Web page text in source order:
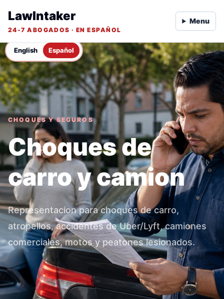
English Español
LawIntaker
24-7 ABOGADOS · EN ESPAÑOL
Menu
CHOQUES Y SEGUROS
Choques de
carro y camion
Representacion para choques de carro,
atropellos, accidentes de Uber/Lyft, camiones
comerciales, motos y peatones lesionados.